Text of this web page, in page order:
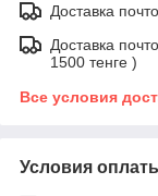
Доставка
Доставка
1500 тенге )
Все условия
Условия